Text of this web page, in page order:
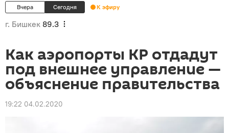
Вчера Сегодня К эфиру
г. Бишкек 89.3
Как аэропорты КР отдадут
под внешнее управление —
объяснение правительства
19:22 04.02.2020